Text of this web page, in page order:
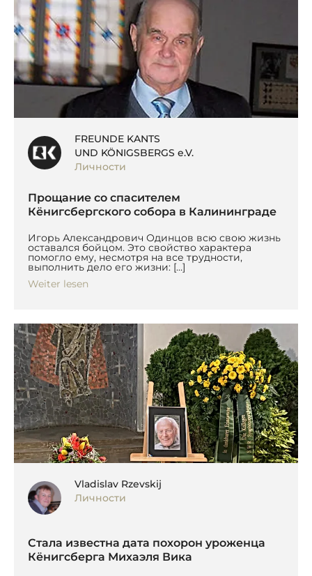
FREUNDE KANTS
UND KÖNIGSBERGS e.V.
Личности
Прощание со спасителем
Кёнигсбергского собора в Калининграде
Игорь Александрович Одинцов всю свою жизнь
оставался бойцом. Это свойство характера
помогло ему, несмотря на все трудности,
выполнить дело его жизни: […]
Weiter lesen
Vladislav Rzevskij
Личности
Стала известна дата похорон уроженца
Кёнигсберга Михаэля Вика